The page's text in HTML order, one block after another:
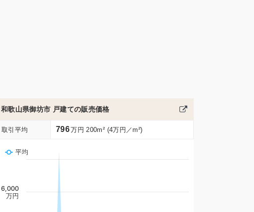
和歌山県御坊市 戸建ての販売価格
取引平均 796万円 200m² (4万円／m²)
平均
6,000
万円